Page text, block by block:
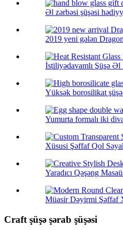
Əl zərbəsi şüşəsi
2019 yeni gələn
İstiliyədavamlı Şüşə Əl
Yüksək borosilikat
Yumurta formalı iki
Xüsusi Şəffaf Qol
Yaradıcı Qəşəng
Müasir Dəyirmi Şəffaf
Craft şüşə şərab şüşəsi